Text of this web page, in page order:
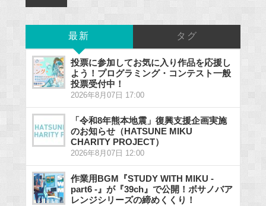
最新 タグ
投票に参加してお気に入り作品を応援し
よう！プログラミング・コンテスト一般
投票受付中！
2026年8月07日 17:00
「令和8年熊本地震」復興支援企画実施
のお知らせ（HATSUNE MIKU
CHARITY PROJECT）
2026年8月07日 12:00
作業用BGM『STUDY WITH MIKU -
part6 -』が『39ch』で公開！ボサノバア
レンジシリーズの締めくくり！